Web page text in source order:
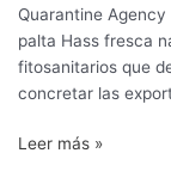
Quarantine
palta Hass fresca
fitosanitarios que
concretar las
las
paltas
Hass
chilenas
Leer más »